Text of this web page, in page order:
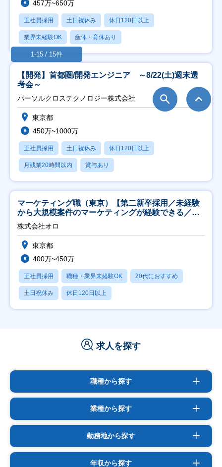
457万~650万
正社員採用 土日祝休み 休日120日以上
業界未経験OK 産休・育休あり
【開発】首都圏/開発エンジニア ～8/22(土)週末選
考会～
パーソルクロステクノロジー株式会社
東京都
450万~1000万
正社員採用 土日祝休み 休日120日以上
月残業20時間以内 賞与あり
マーケティング職（東京）【第二新卒採用／未経験
から大規模案件のマーケティングが経験できる／研
修充実】
株式会社オロ
東京都
400万~450万
正社員採用 職種・業界未経験OK 20代におすすめ
土日祝休み 休日120日以上
求人を探す
職種から探す
業種から探す
勤務地から探す
年収から探す
1-15 / 15件